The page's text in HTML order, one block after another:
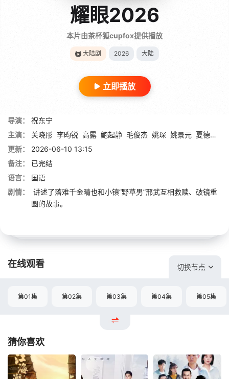
耀眼2026
本片由茶杯狐cupfox提供播放
大陆剧 2026 大陆
立即播放
导演：
祝东宁
主演：
关晓彤 李昀锐 高露 鲍起静 毛俊杰 姚琛 姚景元 夏德俊
更新：
2026-06-10 13:15
备注：
已完结
语言：
国语
剧情：
讲述了落难千金晴也和小镇“野草男”邢武互相救赎、破镜重
圆的故事。
在线观看 切换节点
第01集 第02集 第03集 第04集 第05集
猜你喜欢